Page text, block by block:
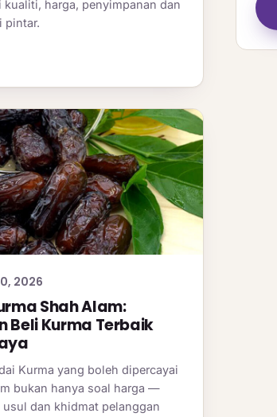
kualiti, harga, penyimpanan dan
pintar.
2026
Shah Alam:
Beli Kurma Terbaik
Kurma yang boleh dipercayai
bukan hanya soal harga —
usul dan khidmat pelanggan